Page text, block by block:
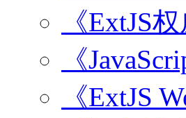
《ExtJS
《
《ExtJS